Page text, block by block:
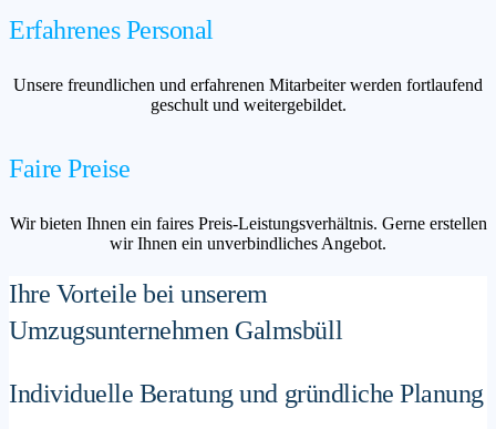
Erfahrenes Personal
Unsere freundlichen und erfahrenen Mitarbeiter werden fortlaufend
geschult und weitergebildet.
Faire Preise
Wir bieten Ihnen ein faires Preis-Leistungsverhältnis. Gerne erstellen
wir Ihnen ein unverbindliches Angebot.
Ihre Vorteile bei unserem
Umzugsunternehmen Galmsbüll
Individuelle Beratung und gründliche Planung